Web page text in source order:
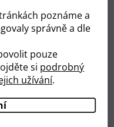
poznáme a
správně a dle
pouze
si podrobný
užívání.
, mentální anorexie nebo
jako jsou infekce,
nebo nízký počet
ženy, nebo muže.